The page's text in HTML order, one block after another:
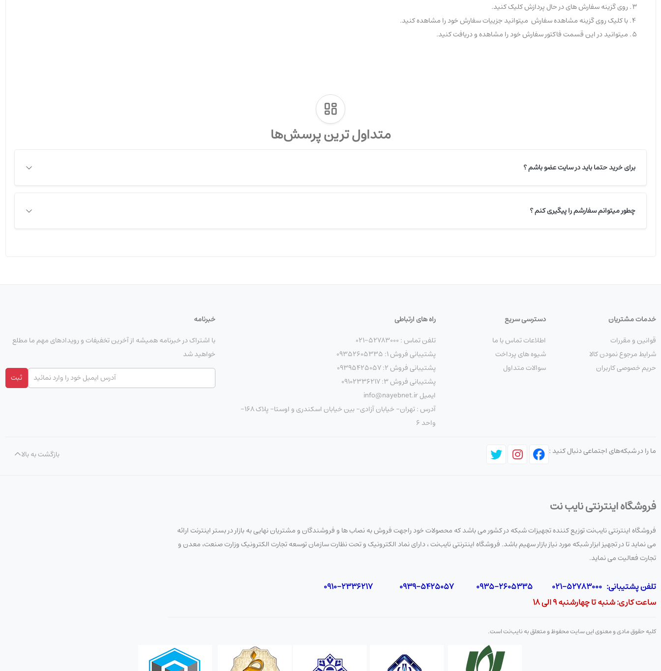
روی گزینه سفارش های در حال پردازش کلیک کنید.
با کلیک روی گزینه مشاهده سفارش میتوانید جزییات سفارش خود را مشاهده کنید.
میتوانید در این قسمت فاکتور سفارش خود را مشاهده و دریافت کنید.
متداول ترین پرسش‌ها
برای خرید حتما باید در سایت عضو باشم ؟
چطور میتوانم سفارشم را پیگیری کنم ؟
خدمات مشتریان
قوانین و مقررات
شرایط مرجوع نمودن کالا
حریم خصوصی کاربران
دسترسی سریع
اطلاعات تماس با ما
شیوه های پرداخت
سوالات متداول
راه های ارتباطی
تلفن تماس : 52783000-021
پشتیبانی فروش 1: 09352605335
پشتیبانی فروش 2: 09395425057
پشتیبانی فروش 3: 09102336217
ایمیل info@nayebnet.ir
آدرس : تهران- خیابان آزادی- بین خیابان اسکندری و اوستا- پلاک 168-
واحد 6
خبرنامه
با اشتراک در خبرنامه همیشه از آخرین تخفیفات و رویدادهای مهم ما مطلع
خواهید شد
ثبت
ما را در شبکه‌های اجتماعی دنبال کنید : بازگشت به بالا
فروشگاه اینترنتی نایب نت
فروشگاه اینترنتی نایب‌نت توزیع کننده تجهیزات شبکه در کشور می باشد که محصولات خود راجهت فروش به نصاب ها و فروشندگان و مشتریان نهایی به بازار در بستر اینترنت ارائه
می نماید تا در تجهیز ابزار شبکه مورد نیاز بازار سهیم باشد. فروشگاه اینترنتی نایب‌نت ، دارای نماد الکترونیک و تحت نظارت سازمان توسعه تجارت الکترونیک وزارت صنعت، معدن و
تجارت فعالیت می نماید.
تلفن پشتیبانی: 52783000-021 2605335-0935 5425057-0939 2336217-0910
ساعت کاری: شنبه تا چهارشنبه 9 الی 18
کلیه حقوق مادی و معنوی این سایت محفوظ و متعلق به نایب‌نت است.